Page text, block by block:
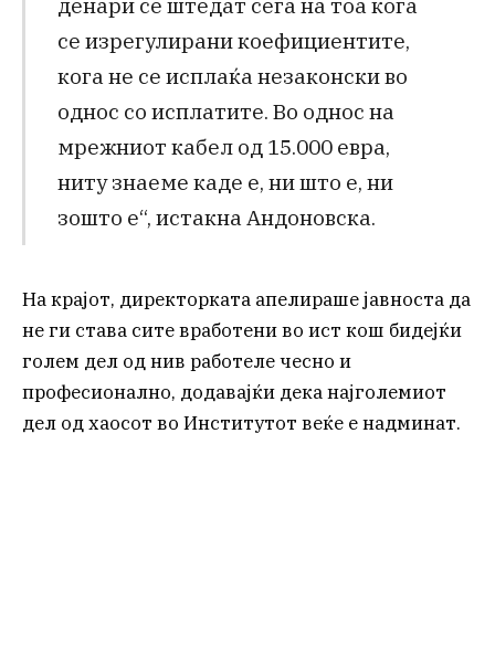
се изрегулирани коефициентите,
кога не се исплаќа незаконски во
однос со исплатите. Во однос на
мрежниот кабел од 15.000 евра,
ниту знаеме каде е, ни што е, ни
зошто е“, истакна Андоновска.
На крајот, директорката апелираше јавноста да
не ги става сите вработени во ист кош бидејќи
голем дел од нив работеле чесно и
професионално, додавајќи дека најголемиот
дел од хаосот во Институтот веќе е надминат.